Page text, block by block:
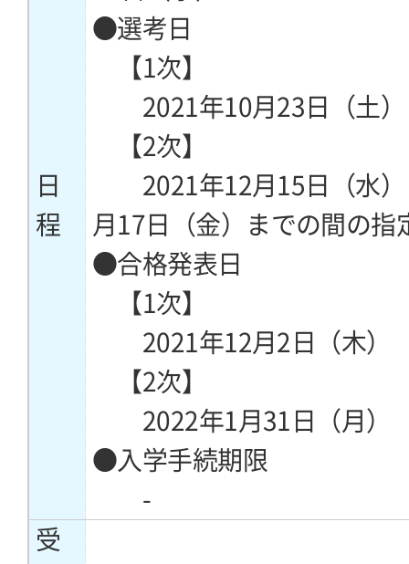
日
程
●選考日
【1次】
2021年10月23日（土）
【2次】
2021年12月15日（水）
月17日（金）までの間の指
●合格発表日
【1次】
2021年12月2日（木）
【2次】
2022年1月31日（月）
●入学手続期限
-
受